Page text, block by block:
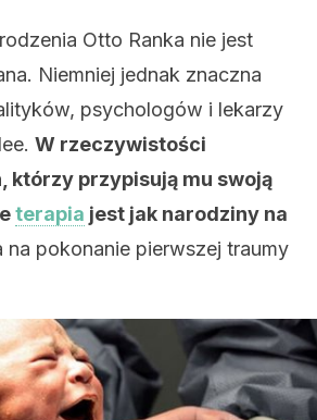
Otto Ranka nie jest
Niemniej jednak znaczna
psychologów i lekarzy
W rzeczywistości
którzy przypisują mu swoją
terapia jest jak narodziny na
na pokonanie pierwszej traumy